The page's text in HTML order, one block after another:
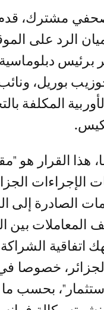
مشترك،
الرد على
برئيس دبلوماسية
جوزيب بوريل،
المكلفة
هذا القرار هو
الإجراءات
الصادرة
المعاملات بين
اتفاقية
خصوصا
بحسب